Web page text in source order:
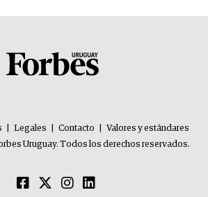
Legales Contacto
Valores y estándares
Uruguay. Todos los derechos reservados.